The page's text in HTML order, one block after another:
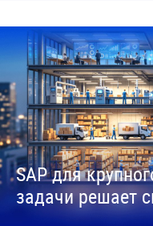
SAP для
задачи решает